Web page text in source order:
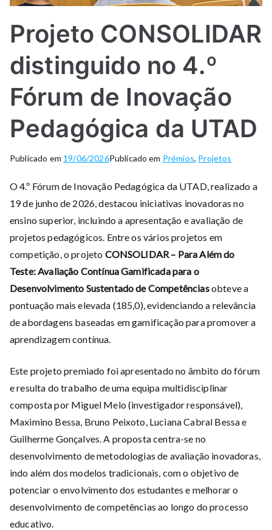
Projeto CONSOLIDAR
distinguido no 4.º
Fórum de Inovação
Pedagógica da UTAD
Publicado em 19/06/2026Publicado em Prémios, Projetos
O 4.º Fórum de Inovação Pedagógica da UTAD, realizado a
19 de junho de 2026, destacou iniciativas inovadoras no
ensino superior, incluindo a apresentação e avaliação de
projetos pedagógicos. Entre os vários projetos em
competição, o projeto CONSOLIDAR – Para Além do
Teste: Avaliação Contínua Gamificada para o
Desenvolvimento Sustentado de Competênciasobteve a
pontuação mais elevada (185,0), evidenciando a relevância
de abordagens baseadas em gamificação para promover a
aprendizagem contínua.
Este projeto premiado foi apresentado no âmbito do fórum
e resulta do trabalho de uma equipa multidisciplinar
composta por Miguel Melo (investigador responsável),
Maximino Bessa, Bruno Peixoto, Luciana Cabral Bessa e
Guilherme Gonçalves. A proposta centra-se no
desenvolvimento de metodologias de avaliação inovadoras,
indo além dos modelos tradicionais, com o objetivo de
potenciar o envolvimento dos estudantes e melhorar o
desenvolvimento de competências ao longo do processo
educativo.